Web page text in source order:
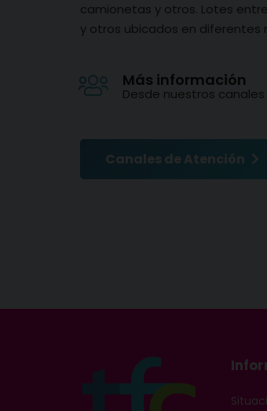
camionetas y otros. Lotes
y otros ubicados en diferentes
Más información
Desde nuestros canales
Canales de Atención